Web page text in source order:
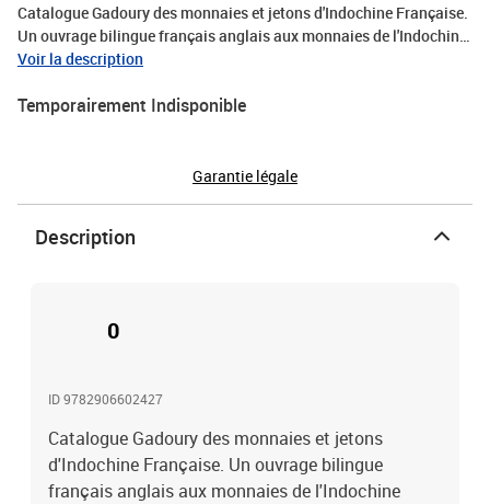
Catalogue Gadoury des monnaies et jetons d'Indochine Française.
Un ouvrage bilingue français anglais aux monnaies de l'Indochine
Française, répertoriant les dernières découvertes. Près de 800
Voir la description
Temporairement Indisponible
Garantie légale
Description
0
ID 9782906602427
Catalogue Gadoury des monnaies et jetons
d'Indochine Française. Un ouvrage bilingue
français anglais aux monnaies de l'Indochine